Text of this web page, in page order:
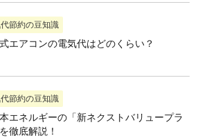
節約の豆知識
エアコンの電気代はどのくらい？
節約の豆知識
エネルギーの「新ネクストバリュープラ
徹底解説！